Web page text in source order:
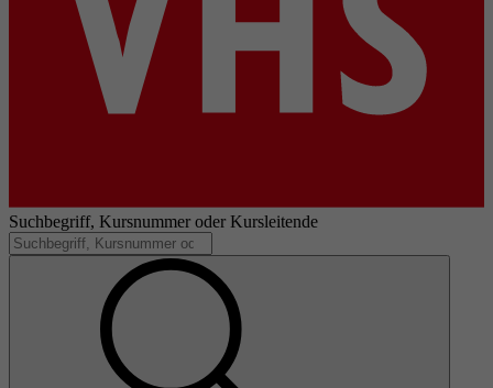
Suchbegriff, Kursnummer oder Kursleitende